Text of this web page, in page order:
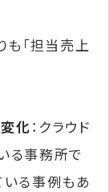
も「担当売上
化：クラウド
る事務所で
る事例もあ